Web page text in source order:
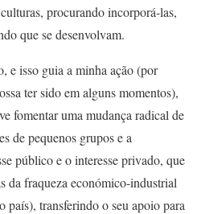
procurando incorporá-las,
que se desenvolvam.
e isso guia a minha ação (por
ter sido em alguns momentos),
fomentar uma mudança radical de
de pequenos grupos e a
público e o interesse privado, que
da fraqueza económico-industrial
país), transferindo o seu apoio para